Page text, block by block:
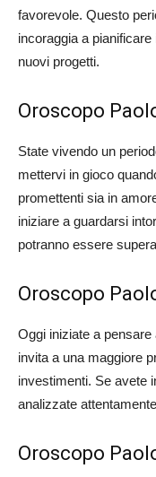
favorevole. Questo
incoraggia a
nuovi progetti.
Oroscopo
State vivendo un
mettervi in gioco
promettenti sia in
iniziare a guardarsi
potranno essere
Oroscopo
Oggi iniziate a pensare
invita a una maggiore
investimenti. Se avete
analizzate
Oroscopo